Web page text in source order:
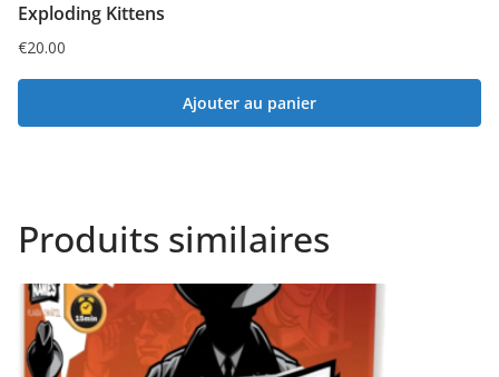
Exploding Kittens
€20.00
Ajouter au panier
Produits similaires